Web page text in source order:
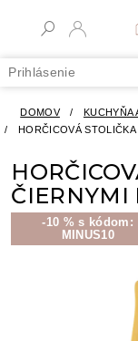
Prihlásenie
DOMOV / KUCHYŇA
/
HORČICOVÁ
ČIERNYMI
-10 % s kódom:
MINUS10